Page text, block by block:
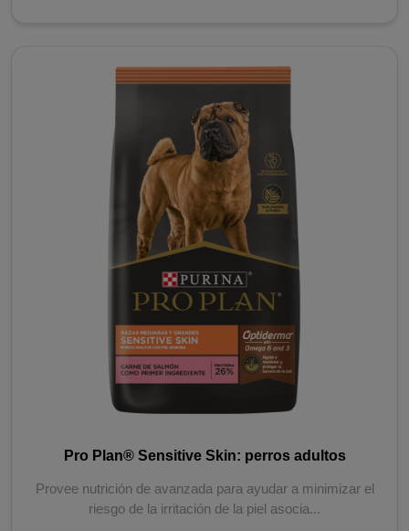
Pro Plan® Sensitive Skin: perros adultos
Provee nutrición de avanzada para ayudar a minimizar el
riesgo de la irritación de la piel asocia...